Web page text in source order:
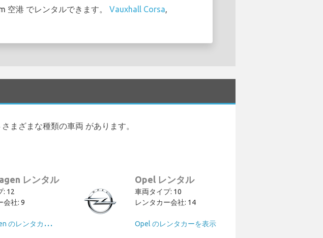
空港 でレンタルできます。 Vauxhall Corsa,
まざまな種類の車両 があります。
レンタル
: 12
会社: 9
V
olkswagen のレンタカーを表示
Opel レンタル
車両タイプ: 10
レンタカー会社: 14
Opel のレンタカーを表示